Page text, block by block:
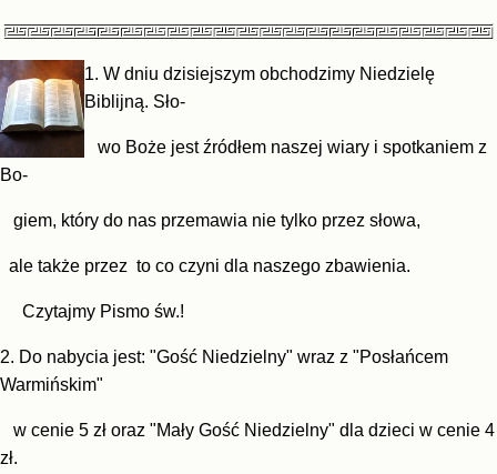
1. W dniu dzisiejszym obchodzimy Niedzielę
Biblijną. Sło-
wo Boże jest źródłem naszej wiary i spotkaniem z
Bo-
giem, który do nas przemawia nie tylko przez słowa,
ale także przez to co czyni dla naszego zbawienia.
Czytajmy Pismo św.!
2. Do nabycia jest: "Gość Niedzielny" wraz z "Posłańcem
Warmińskim"
w cenie 5 zł oraz "Mały Gość Niedzielny" dla dzieci w cenie 4
zł.